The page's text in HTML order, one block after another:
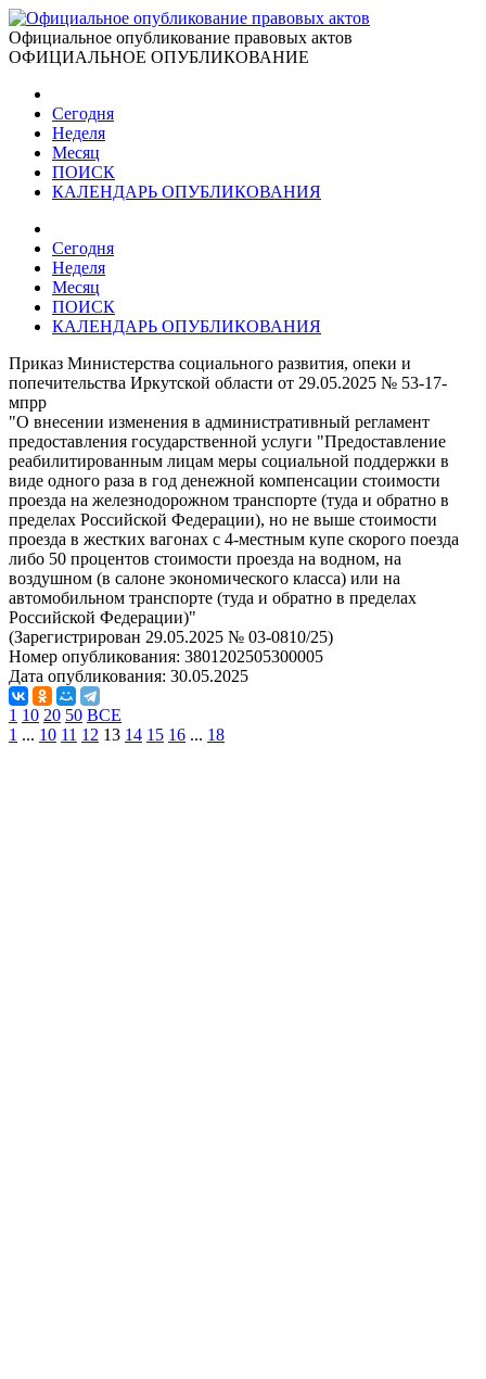
Официальное опубликование правовых актов
ОФИЦИАЛЬНОЕ ОПУБЛИКОВАНИЕ
Сегодня
Неделя
Месяц
ПОИСК
КАЛЕНДАРЬ ОПУБЛИКОВАНИЯ
Сегодня
Неделя
Месяц
ПОИСК
КАЛЕНДАРЬ ОПУБЛИКОВАНИЯ
Приказ Министерства социального развития, опеки и
попечительства Иркутской области от 29.05.2025 № 53-17-
мпрр
"О внесении изменения в административный регламент
предоставления государственной услуги "Предоставление
реабилитированным лицам меры социальной поддержки в
виде одного раза в год денежной компенсации стоимости
проезда на железнодорожном транспорте (туда и обратно в
пределах Российской Федерации), но не выше стоимости
проезда в жестких вагонах с 4-местным купе скорого поезда
либо 50 процентов стоимости проезда на водном, на
воздушном (в салоне экономического класса) или на
автомобильном транспорте (туда и обратно в пределах
Российской Федерации)"
(Зарегистрирован 29.05.2025 № 03-0810/25)
Номер опубликования: 3801202505300005
Дата опубликования: 30.05.2025
1 10 20 50 ВСЕ
1 ... 10 11 12 13 14 15 16 ... 18